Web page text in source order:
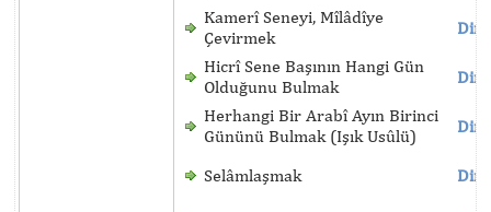
Kamerî Seneyi, Mîlâdîye
Çevirmek
Hicrî Sene Başının Hangi Gün
Olduğunu Bulmak
Herhangi Bir Arabî Ayın Birinci
Gününü Bulmak (Işık Usûlü)
Selâmlaşmak